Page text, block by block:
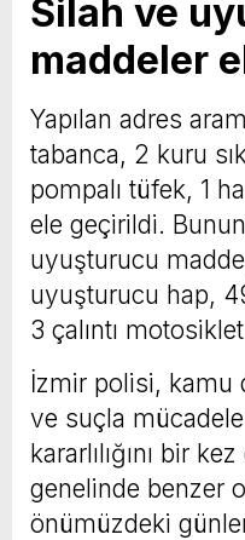
Silah ve
maddeler
Yapılan adres
tabanca, 2 kuru
pompalı tüfek, 1
ele geçirildi.
uyuşturucu
uyuşturucu hap,
3 çalıntı
İzmir polisi, kamu
ve suçla
kararlılığını bir
genelinde benzer
önümüzdeki